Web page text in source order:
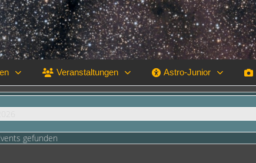
Veranstaltungen Astro-Junior
gefunden